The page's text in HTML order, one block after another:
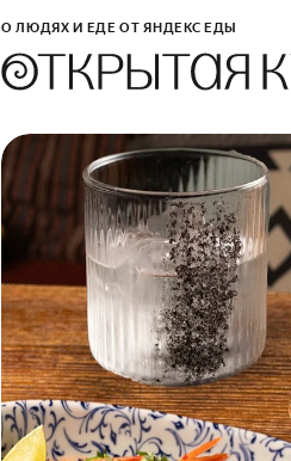
О ЛЮДЯХ И ЕДЕ ОТ ЯНДЕКС ЕДЫ